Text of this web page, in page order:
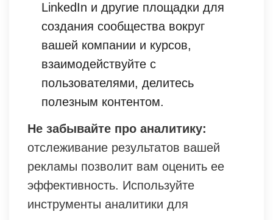
LinkedIn и другие площадки для
создания сообщества вокруг
вашей компании и курсов,
взаимодействуйте с
пользователями, делитесь
полезным контентом.
Не забывайте про аналитику:
отслеживание результатов вашей
рекламы позволит вам оценить ее
эффективность. Используйте
инструменты аналитики для